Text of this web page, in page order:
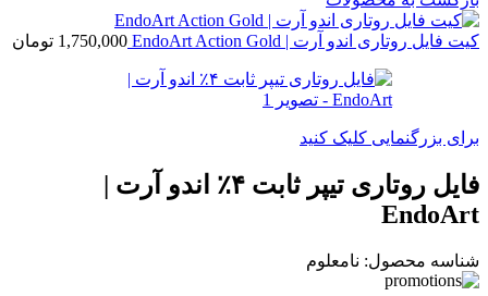
کیت فایل روتاری اندو آرت | EndoArt Action Gold 1,750,000 تومان
برای بزرگنمایی کلیک کنید
فایل روتاری تیپر ثابت ۴٪ اندو آرت |
EndoArt
شناسه محصول: نامعلوم